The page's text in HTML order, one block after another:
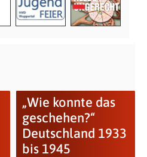
„Wie konnte das
geschehen?“
Deutschland 1933
bis 1945